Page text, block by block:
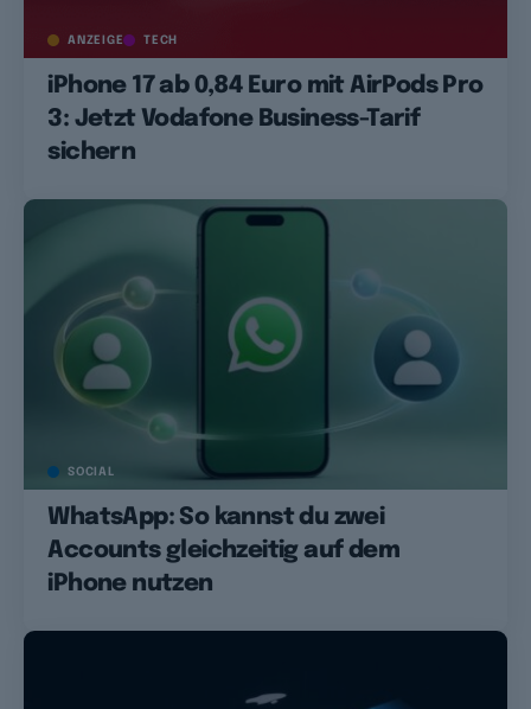
ANZEIGE TECH
iPhone 17 ab 0,84 Euro mit AirPods Pro
3: Jetzt Vodafone Business-Tarif
sichern
SOCIAL
WhatsApp: So kannst du zwei
Accounts gleichzeitig auf dem
iPhone nutzen